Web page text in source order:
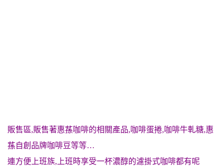
販售區,販售著惠蓀咖啡的相關產品,咖啡蛋捲,咖啡牛軋糖,惠
蓀自創品牌咖啡豆等等…
連方便上班族,上班時享受一杯濃醇的濾掛式咖啡都有呢